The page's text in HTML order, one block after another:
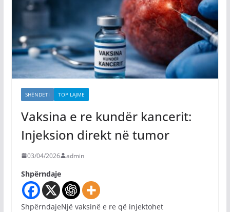
SHËNDETI TOP LAJME
Vaksina e re kundër kancerit:
Injeksion direkt në tumor
03/04/2026 admin
Shpërndaje
ShpërndajeNjë vaksinë e re që injektohet